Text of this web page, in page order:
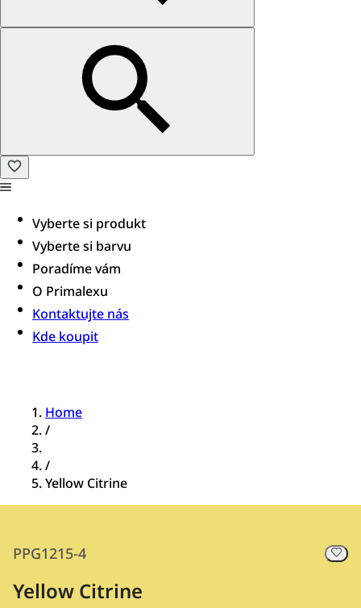
Vyberte si produkt
Vyberte si barvu
Poradíme vám​
O Primalexu
Kontaktujte nás
Kde koupit
Home
/
/
Yellow Citrine
PPG1215-4
Yellow Citrine